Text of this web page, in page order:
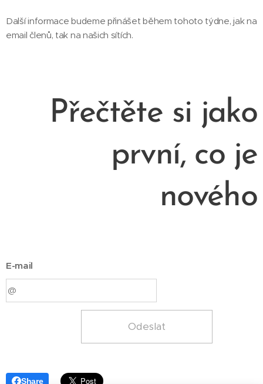
Další informace budeme přinášet během tohoto týdne, jak na
email členů, tak na našich sítích.
Přečtěte si jako
první, co je
nového
E-mail
Odeslat
Share